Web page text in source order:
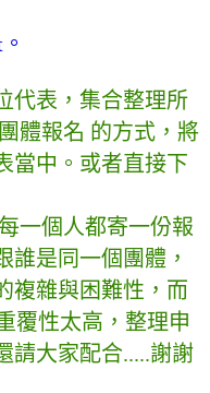
代表，集合整理所
體報名 的方式，將
當中。或者直接下
每一個人都寄一份報
誰是同一個團體，
複雜與困難性，而
覆性太高，整理申
請大家配合.....謝謝